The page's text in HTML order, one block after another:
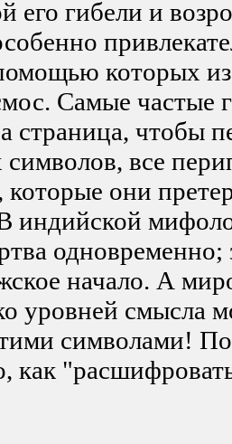
его гибели и
которых
Самые частые
страница, чтобы
символов, все
они
индийской
одновременно;
начало. А
уровней смысла
символами!
как